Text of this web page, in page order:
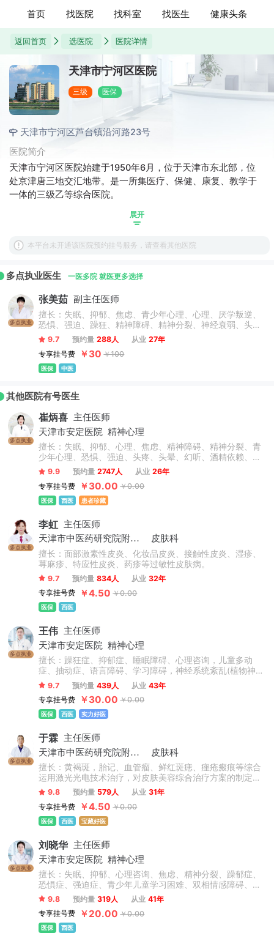
首页 找医院 找科室 找医生 健康头条
返回首页 选医院 医院详情
天津市宁河区医院
三级 医保
天津市宁河区芦台镇沿河路23号
医院简介
天津市宁河区医院始建于1950年6月，位于天津市东北部，位
处京津唐三地交汇地带。是一所集医疗、保健、康复、教学于
一体的三级乙等综合医院。
展开
本平台未开通该医院预约挂号服务，请查看其他医院
多点执业医生 一医多院 就医更多选择
多点执业
张美茹 副主任医师
擅长：失眠、抑郁、焦虑、青少年心理、心理、厌学叛逆、
恐惧、强迫、躁狂、精神障碍、精神分裂、神经衰弱、头
疼、头晕、幻听、酒精依赖、妄想、癔症、更年期、神经官
能症、植物神经紊乱、拖延症、厌食症、耳鸣、双相情感障
碍、疑病症、胸闷、心慌、睡眠障碍、神经官能症、躯体形
式障碍、气短、多梦、洁癖。
9.7 预约量 288人 从业 27年
专享挂号费
￥30 ￥100
医保 中医
其他医院有号医生
多点执业
崔炳喜 主任医师
天津市安定医院 精神心理
擅长：失眠、抑郁、心理、焦虑、精神障碍、精神分裂、青
少年心理、恐惧、强迫、头疼、头晕、幻听、酒精依赖、妄
想、癔症、更年期、神经官能症、植物神经紊乱、拖延症、
厌食症、耳鸣、双相情感障碍、癔症、疑病症、胸闷、心
慌、睡眠障碍、神经官能症、躯体形式障碍、气短、多梦、
洁癖。
9.9 预约量 2747人 从业 26年
专享挂号费
￥30.00 ￥0.00
医保 西医 患者珍藏
多点执业
李虹 主任医师
天津市中医药研究院附属医院
皮肤科
擅长：面部激素性皮炎、化妆品皮炎、接触性皮炎、湿疹、
荨麻疹、特应性皮炎、药疹等过敏性皮肤病。
9.7 预约量 834人 从业 32年
专享挂号费
￥4.50 ￥0.00
医保 西医
多点执业
王伟 主任医师
天津市安定医院 精神心理
擅长：躁狂症、抑郁症、睡眠障碍、心理咨询，儿童多动
症、抽动症、语言障碍、学习障碍，神经系统紊乱(植物神经
紊乱、脑鸣耳鸣、手麻手抖、头晕头痛)等躯体疾病所致精神
障碍的综合诊断，熟谙改良电痉挛、经颅磁刺激等先进精神
心理病症的诊疗技术。
9.7 预约量 439人 从业 43年
专享挂号费
￥30.00 ￥0.00
医保 西医 实力好医
多点执业
于霖 主任医师
天津市中医药研究院附属医院
皮肤科
擅长：黄褐斑，胎记、血管瘤、鲜红斑痣、痤疮瘢痕等综合
运用激光光电技术治疗，对皮肤美容综合治疗方案的制定，
拥有丰富的临床经验，在研发功效性医用护肤品方面颇有造
诣。
9.8 预约量 579人 从业 31年
专享挂号费
￥4.50 ￥0.00
医保 西医 宝藏好医
多点执业
刘晓华 主任医师
天津市安定医院 精神心理
擅长：失眠、抑郁、心理咨询、焦虑、精神分裂、躁郁症、
恐惧症、强迫症、青少年儿童学习困难、双相情感障碍、严
重精神障碍、心理障碍、酒精依赖；青少年儿童群体厌学、
叛逆、注意力缺陷、网络成瘾、负面情绪、社交恐惧、青春
期综合征等。
9.8 预约量 319人 从业 41年
专享挂号费
￥20.00 ￥0.00
医保 西医